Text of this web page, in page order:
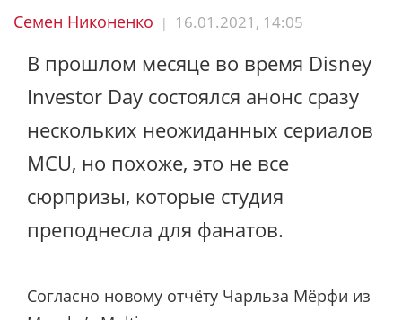
Семен Никоненко | 16.01.2021, 14:05
В прошлом месяце во время Disney
Investor Day состоялся анонс сразу
нескольких неожиданных сериалов
MCU, но похоже, это не все
сюрпризы, которые студия
преподнесла для фанатов.
Согласно новому отчёту Чарльза Мёрфи из